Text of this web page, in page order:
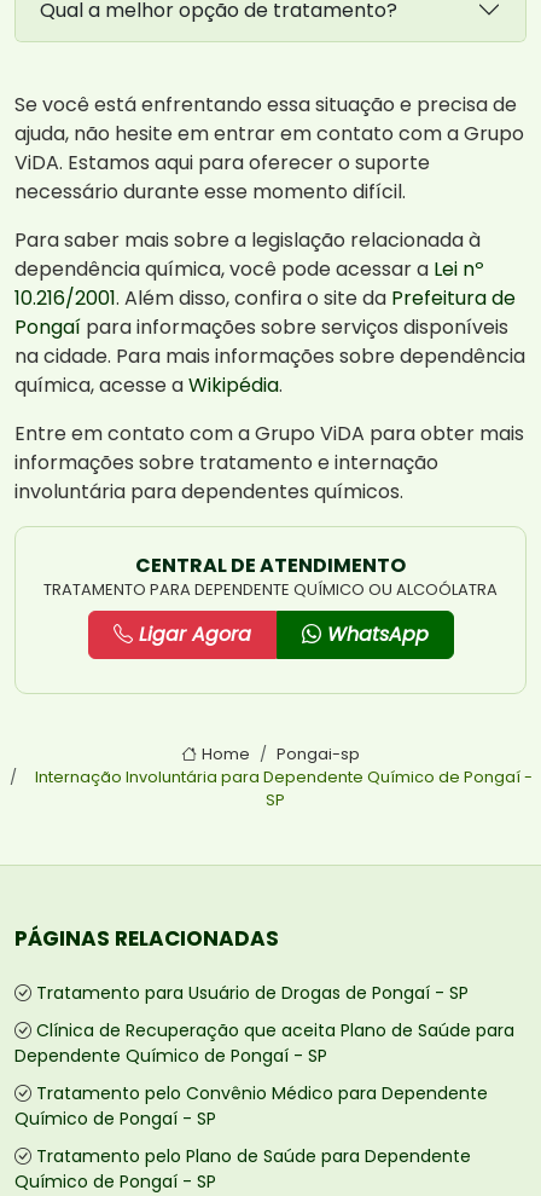
Qual a melhor opção de tratamento?
Se você está enfrentando essa situação e precisa de
ajuda, não hesite em entrar em contato com a Grupo
ViDA. Estamos aqui para oferecer o suporte
necessário durante esse momento difícil.
Para saber mais sobre a legislação relacionada à
dependência química, você pode acessar a Lei nº
10.216/2001. Além disso, confira o site da Prefeitura de
Pongaí para informações sobre serviços disponíveis
na cidade. Para mais informações sobre dependência
química, acesse aWikipédia.
Entre em contato com a Grupo ViDA para obter mais
informações sobre tratamento e internação
involuntária para dependentes químicos.
CENTRAL DE ATENDIMENTO
TRATAMENTO PARA DEPENDENTE QUÍMICO OU ALCOÓLATRA
Ligar Agora WhatsApp
Home
Pongai-sp
Internação Involuntária para Dependente Químico de Pongaí -
SP
PÁGINAS RELACIONADAS
Tratamento para Usuário de Drogas de Pongaí - SP
Clínica de Recuperação que aceita Plano de Saúde para
Dependente Químico de Pongaí - SP
Tratamento pelo Convênio Médico para Dependente
Químico de Pongaí - SP
Tratamento pelo Plano de Saúde para Dependente
Químico de Pongaí - SP